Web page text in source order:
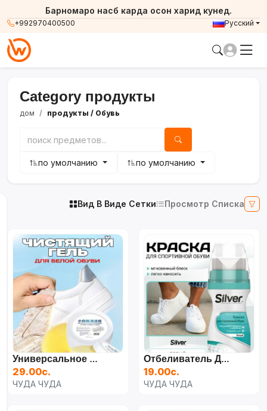
+992970400500
Барномаро насб карда осон харид кунед.
Русский
Category продукты
дом продукты / Обувь
по умолчанию по умолчанию
Вид В Виде Сетки Просмотр Списка
Универсальное Чистящие Средство Обуви
29.00с.
ЧУДА ЧУДА
Отбеливатель Для Обуви, Silver, Белого Цвета
19.00с.
ЧУДА ЧУДА